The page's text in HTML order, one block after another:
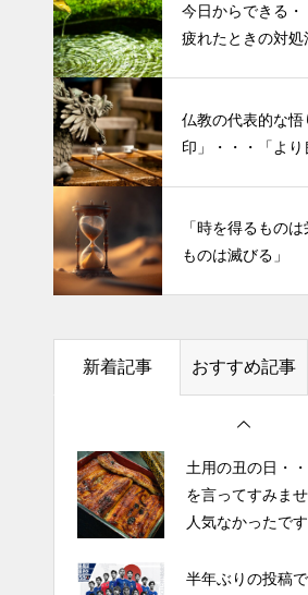
今日からできる・
疲れたときの対
仏教の代表的な悟
印」・・・「よ
「時を得るもの
ものは滅びる」
新着記事 おすすめ記事
半年ぶりの投稿
ずかしぃ～ (〃
2026 今年初め
土用の丑の日・
を言ってすみま
人気なかったで
半年ぶりの投稿